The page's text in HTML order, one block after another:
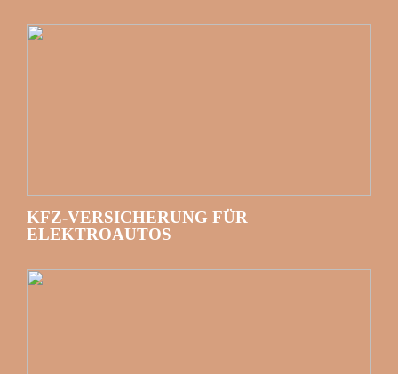
KFZ-VERSICHERUNG FÜR
ELEKTROAUTOS